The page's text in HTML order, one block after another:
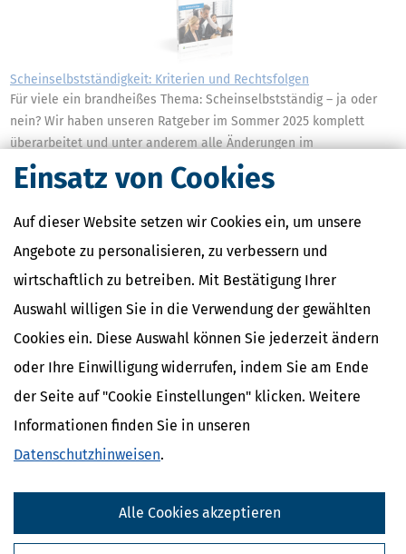
Einsatz von Cookies
Auf dieser Website setzen wir Cookies ein, um unsere
Angebote zu personalisieren, zu verbessern und
wirtschaftlich zu betreiben. Mit Bestätigung Ihrer
Auswahl willigen Sie in die Verwendung der gewählten
Cookies ein. Diese Auswahl können Sie jederzeit ändern
oder Ihre Einwilligung widerrufen, indem Sie am Ende
der Seite auf "Cookie Einstellungen" klicken. Weitere
Informationen finden Sie in unseren
Datenschutzhinweisen.
Alle Cookies akzeptieren
Scheinselbstständigkeit: Kriterien und Rechtsfolgen
Für viele ein brandheißes Thema: Scheinselbstständig – ja oder
nein? Wir haben unseren Ratgeber im Sommer 2025 komplett
überarbeitet und unter anderem alle Änderungen im
Statusfeststellungsverfahren berücksichtigt!
Der Minijob: Was Sie als Arbeitgeber beachten müssen!
Ein Minijob ist eine geringfügig entlohnte Beschäftigung, bei der
der monatliche Arbeitslohn die sogenannte Geringfügigkeitsgrenze